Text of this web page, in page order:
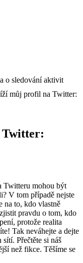
můj profil na Twitter:
Twitteru mohou být
V tom případě nejste
na to, kdo vlastně
pravdu o tom, kdo
protože realita
Tak neváhejte a dejte
Přečtěte si náš
než fikce. Těšíme se